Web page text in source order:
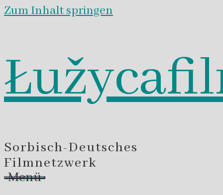
Zum Inhalt springen
Sorbisch-Deutsches
Filmnetzwerk
Menü